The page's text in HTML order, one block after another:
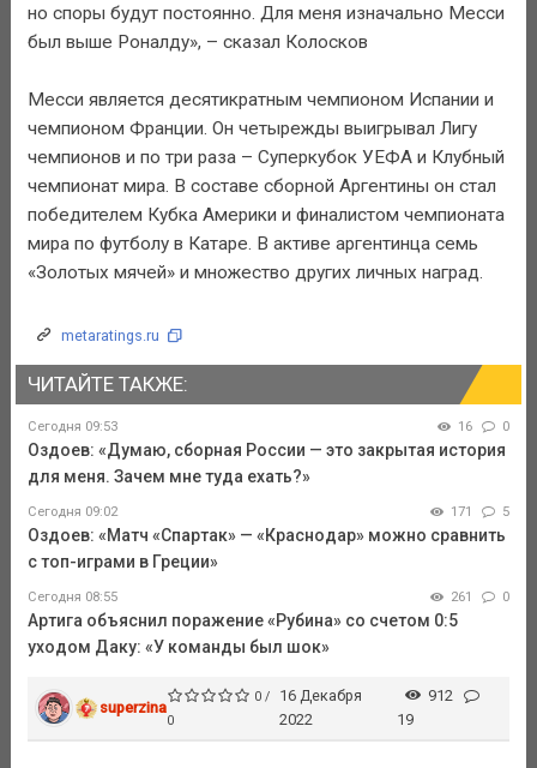
но споры будут постоянно. Для меня изначально Месси
был выше Роналду», – сказал Колосков
Месси является десятикратным чемпионом Испании и
чемпионом Франции. Он четырежды выигрывал Лигу
чемпионов и по три раза – Суперкубок УЕФА и Клубный
чемпионат мира. В составе сборной Аргентины он стал
победителем Кубка Америки и финалистом чемпионата
мира по футболу в Катаре. В активе аргентинца семь
«Золотых мячей» и множество других личных наград.
metaratings.ru
ЧИТАЙТЕ ТАКЖЕ:
Сегодня 09:53 16 0
Оздоев: «Думаю, сборная России — это закрытая история
для меня. Зачем мне туда ехать?»
Сегодня 09:02 171 5
Оздоев: «Матч «Спартак» — «Краснодар» можно сравнить
с топ-играми в Греции»
Сегодня 08:55 261 0
Артига объяснил поражение «Рубина» со счетом 0:5
уходом Даку: «У команды был шок»
superzina
0 /
0
16 Декабря
2022
912
19